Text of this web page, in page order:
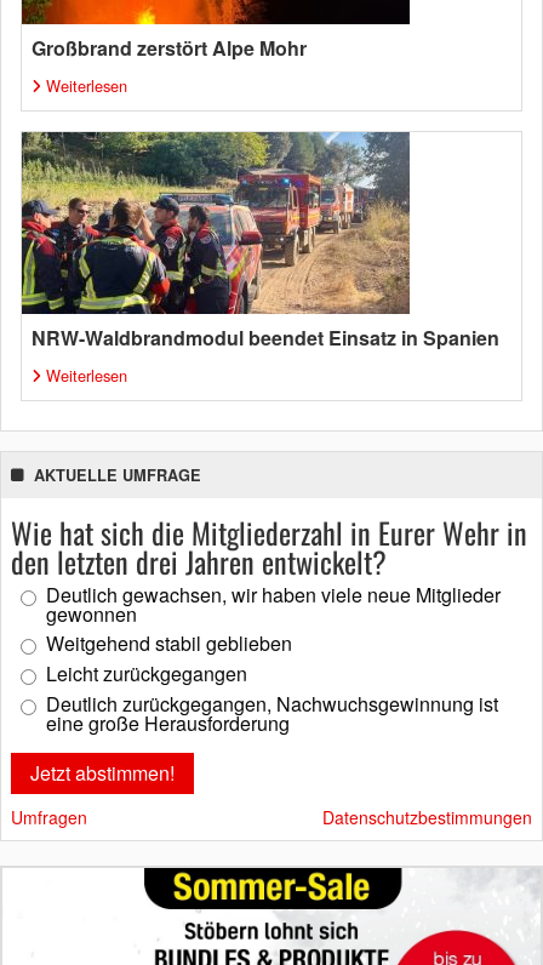
Großbrand zerstört Alpe Mohr
Weiterlesen
NRW-Waldbrandmodul beendet Einsatz in Spanien
Weiterlesen
AKTUELLE UMFRAGE
Wie hat sich die Mitgliederzahl in Eurer Wehr in
den letzten drei Jahren entwickelt?
Deutlich gewachsen, wir haben viele neue Mitglieder
gewonnen
Weitgehend stabil geblieben
Leicht zurückgegangen
Deutlich zurückgegangen, Nachwuchsgewinnung ist
eine große Herausforderung
Umfragen Datenschutzbestimmungen